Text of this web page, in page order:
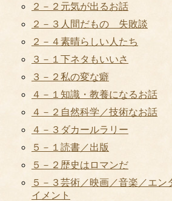
２－２元気が出るお話
２－３人間だもの 失敗談
２－４素晴らしい人たち
３－１下ネタもいいさ
３－２私の変な癖
４－１知識・教養になるお話
４－２自然科学／技術なお話
４－３ダカールラリー
５－１読書／出版
５－２歴史はロマンだ
５－３芸術／映画／音楽／エン
イメント